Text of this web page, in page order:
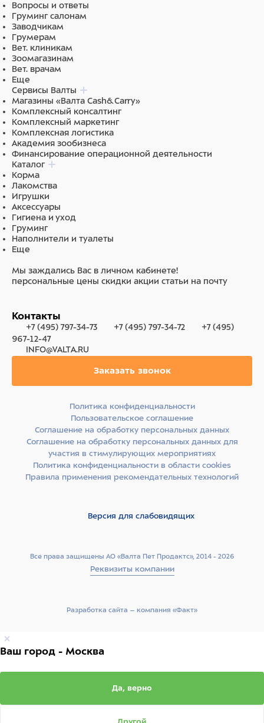
Вопросы и ответы
Груминг салонам
Заводчикам
Грумерам
Вет. клиникам
Зоомагазинам
Вет. врачам
Еще
Сервисы Валты
Магазины «Валта Cash&Carry»
Комплексный консалтинг
Комплексный маркетинг
Комплексная логистика
Академия зообизнеса
Финансирование операционной деятельности
Каталог
Корма
Лакомства
Игрушки
Аксессуары
Гигиена и уход
Груминг
Наполнители и туалеты
Еще
Мы заждались Вас в личном кабинете!
персональные цены скидки акции статьи на почту
Контакты
+7 (495) 797-34-73 +7 (495) 797-34-72
+7 (495)
967-12-47
INFO@VALTA.RU
Заказать звонок
Все права защищены АО «Валта Пет Продактс», 2014 - 2026
Реквизиты компании
Политика конфиденциальности
Пользовательское соглашение
Соглашение на обработку персональных данных
Соглашение на обработку персональных данных для
участия в стимулирующих мероприятиях
Политика конфиденциальности в области cookies
Правила применения рекомендательных технологий
Версия для слабовидящих
Разработка сайта –­ компания «Факт»
Ваш город - Москва
Да, верно